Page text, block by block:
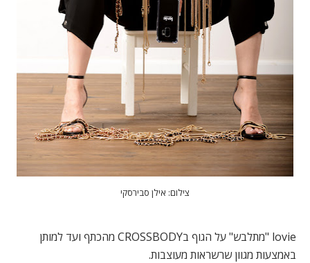
צילום: אילן סבירסקי
lovie "מתלבש" על הגוף בCROSSBODY מהכתף ועד למותן
באמצעות מגוון שרשראות מעוצבות.